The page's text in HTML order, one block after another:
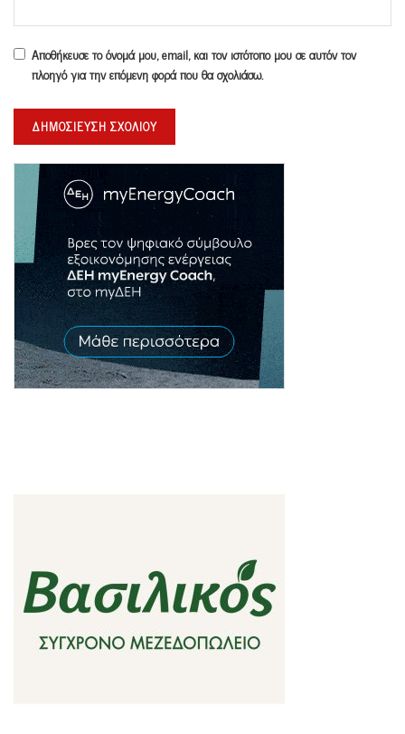
Αποθήκευσε το όνομά μου, email, και τον ιστότοπο μου σε αυτόν τον
πλοηγό για την επόμενη φορά που θα σχολιάσω.